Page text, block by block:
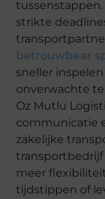
strikte
betrouwbaar
sneller
onverwachte
Oz Mutlu
communicatie
zakelijke
meer
tijdstippen of